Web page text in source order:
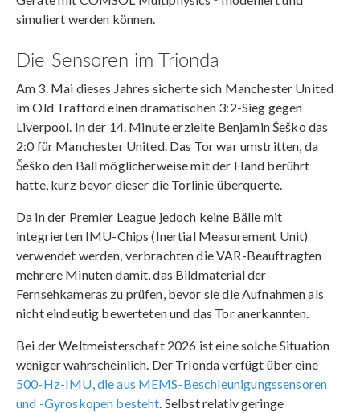
simuliert werden können.
Die Sensoren im Trionda
Am 3. Mai dieses Jahres sicherte sich Manchester United
im Old Trafford einen dramatischen 3:2-Sieg gegen
Liverpool. In der 14. Minute erzielte Benjamin Šeško das
2:0 für Manchester United. Das Tor war umstritten, da
Šeško den Ball möglicherweise mit der Hand berührt
hatte, kurz bevor dieser die Torlinie überquerte.
Da in der Premier League jedoch keine Bälle mit
integrierten IMU-Chips (Inertial Measurement Unit)
verwendet werden, verbrachten die VAR-Beauftragten
mehrere Minuten damit, das Bildmaterial der
Fernsehkameras zu prüfen, bevor sie die Aufnahmen als
nicht eindeutig bewerteten und das Tor anerkannten.
Bei der Weltmeisterschaft 2026 ist eine solche Situation
weniger wahrscheinlich. Der Trionda verfügt über eine
500-Hz-IMU, die aus MEMS-Beschleunigungssensoren
und -Gyroskopen besteht . Selbst relativ geringe